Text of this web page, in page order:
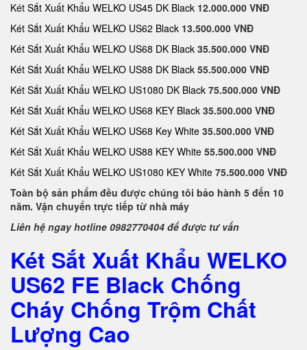
Két Sắt Xuất Khẩu WELKO US45 DK Black 12.000.000 VNĐ
Két Sắt Xuất Khẩu WELKO US62 Black 13.500.000 VNĐ
Két Sắt Xuất Khẩu WELKO US68 DK Black 35.500.000 VNĐ
Két Sắt Xuất Khẩu WELKO US88 DK Black 55.500.000 VNĐ
Két Sắt Xuất Khẩu WELKO US1080 DK Black 75.500.000 VNĐ
Két Sắt Xuất Khẩu WELKO US68 KEY Black 35.500.000 VNĐ
Két Sắt Xuất Khẩu WELKO US68 Key White 35.500.000 VNĐ
Két Sắt Xuất Khẩu WELKO US88 KEY White 55.500.000 VNĐ
Két Sắt Xuất Khẩu WELKO US1080 KEY White 75.500.000 VNĐ
Toàn bộ sản phẩm đều được chúng tôi bảo hành 5 đến 10
năm. Vận chuyển trực tiếp từ nhà máy
Liên hệ ngay hotline 0982770404 để được tư vấn
Két Sắt Xuất Khẩu WELKO
US62 FE Black Chống
Cháy Chống Trộm Chất
Lượng Cao